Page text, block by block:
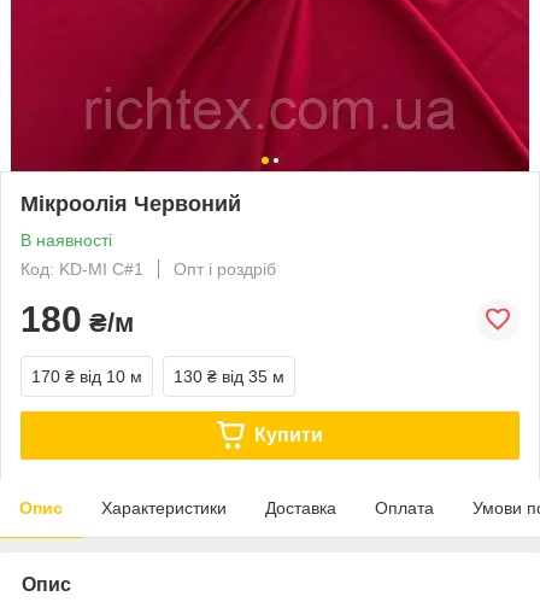
Мікроолія Червоний
В наявності
Код: KD-MI C#1
Опт і роздріб
180 ₴/м
170 ₴ від 10 м 130 ₴ від 35 м
Купити
Опис Характеристики Доставка Оплата Умови
Опис